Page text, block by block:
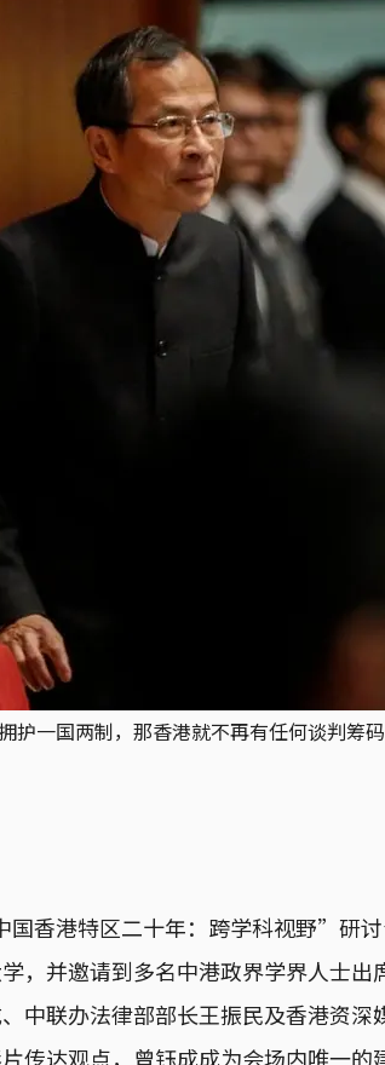
护一国两制，那香港就不再有任何谈判筹
国香港特区二十年：跨学科视野”研
，并邀请到多名中港政界学界人士出
中联办法律部部长王振民及香港资深
传达观点，曾钰成成为会场内唯一的